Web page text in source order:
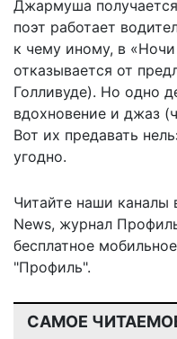
Джармуша
поэт работает
к чему иному, в
отказывается от
Голливуде). Но одно
вдохновение и джаз
Вот их предавать
угодно.
Читайте наши каналы
News, журнал
бесплатное мобильное
"Профиль".
САМОЕ